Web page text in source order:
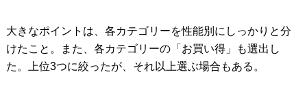
大きなポイントは、各カテゴリーを性能別にしっかりと分
けたこと。また、各カテゴリーの「お買い得」も選出し
た。上位3つに絞ったが、それ以上選ぶ場合もある。